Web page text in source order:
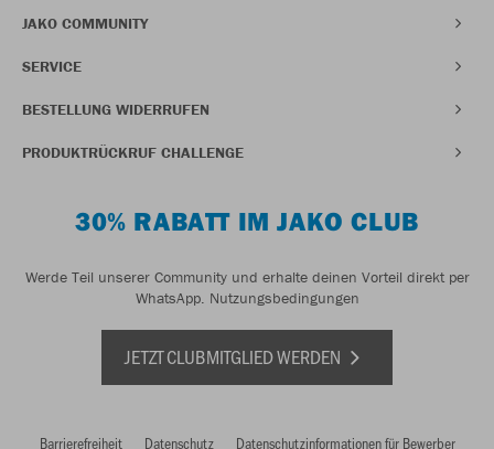
JAKO COMMUNITY
SERVICE
BESTELLUNG WIDERRUFEN
PRODUKTRÜCKRUF CHALLENGE
30% RABATT IM JAKO CLUB
Werde Teil unserer Community und erhalte deinen Vorteil direkt per
WhatsApp. Nutzungsbedingungen
JETZT CLUBMITGLIED WERDEN
Barrierefreiheit Datenschutz Datenschutzinformationen für Bewerber